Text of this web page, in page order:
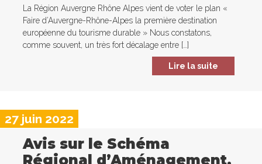
La Région Auvergne Rhône Alpes vient de voter le plan «
Faire d’Auvergne-Rhône-Alpes la première destination
européenne du tourisme durable » Nous constatons,
comme souvent, un très fort décalage entre […]
Lire la suite
27 juin 2022
Avis sur le Schéma
Régional d’Aménagement,